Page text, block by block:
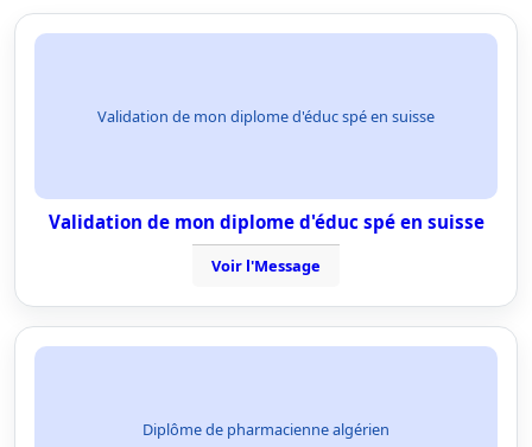
Validation de mon diplome d'éduc spé en suisse
Validation de mon diplome d'éduc spé en suisse
Voir l'Message
Diplôme de pharmacienne algérien